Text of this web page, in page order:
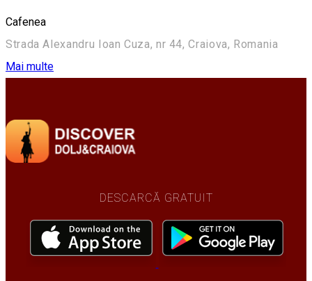
Cafenea
Strada Alexandru Ioan Cuza, nr 44, Craiova, Romania
Mai multe
DESCARCĂ GRATUIT